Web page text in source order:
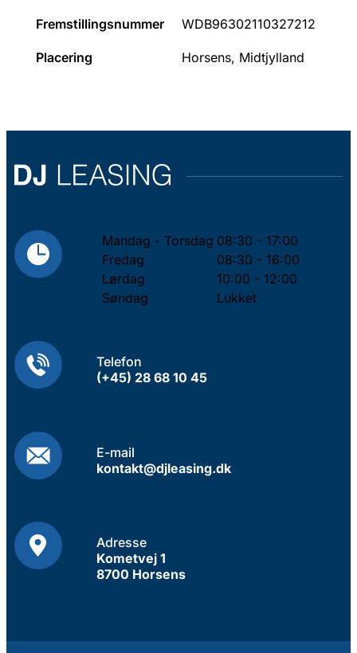
Fremstillingsnummer WDB96302110327212
Placering Horsens, Midtjylland
Mandag - Torsdag 08:30 - 17:00
Fredag
08:30 - 16:00
Lørdag
10:00 - 12:00
Søndag
Lukket
Telefon
(+45) 28 68 10 45
E-mail
kontakt@djleasing.dk
Adresse
Kometvej 1
8700 Horsens